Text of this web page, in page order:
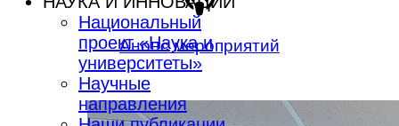
Национальный
проект «Наука и
университеты»
Научные
направления
Анонс мероприятий